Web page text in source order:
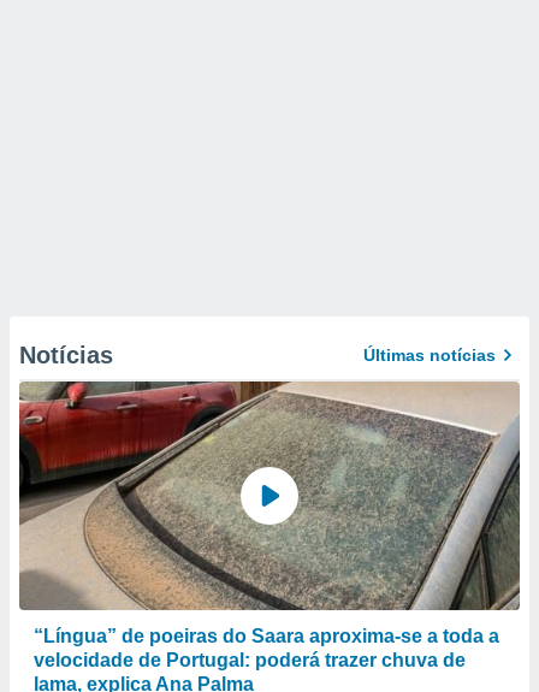
Notícias Últimas notícias
“Língua” de poeiras do Saara aproxima-se a toda a
velocidade de Portugal: poderá trazer chuva de
lama, explica Ana Palma